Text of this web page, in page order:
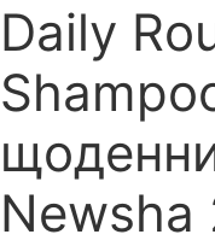
Daily